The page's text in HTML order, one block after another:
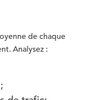
de chaque
Analysez :